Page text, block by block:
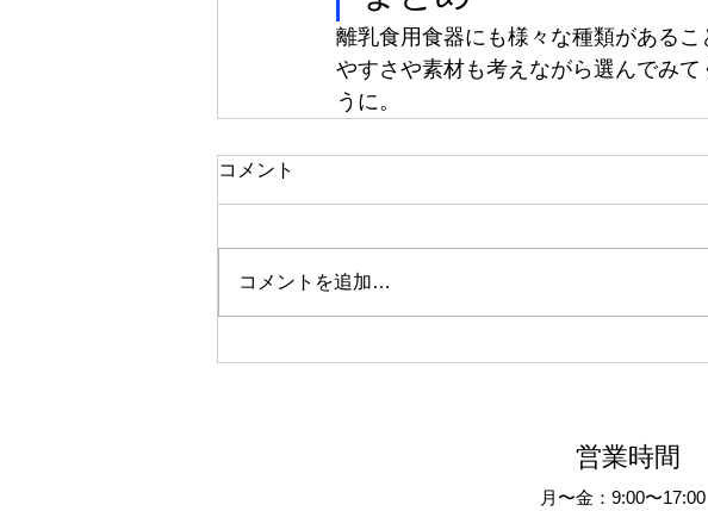
離乳食用食器にも様々な種類がある
やすさや素材も考えながら選んでみ
うに。
コメント
コメントを追加…
営業時間
月〜金：9:00〜17:00